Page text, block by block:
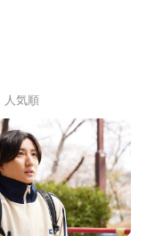
人気順